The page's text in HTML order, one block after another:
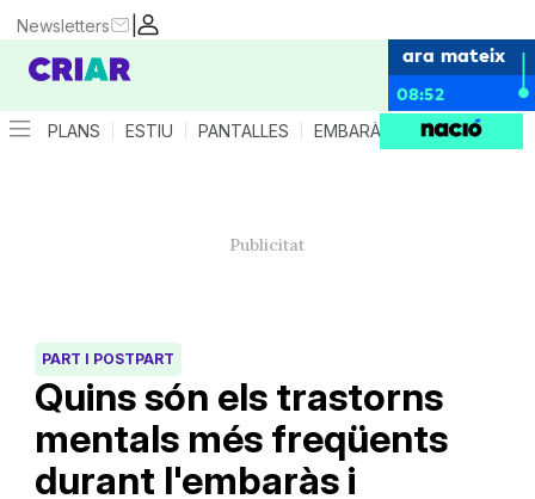
|
Newsletters
ara mateix
08:52
PLANS ESTIU PANTALLES EMBARÀS CRIANÇA
Quins són els trastorns
mentals més freqüents
durant l'embaràs i
PART I POSTPART